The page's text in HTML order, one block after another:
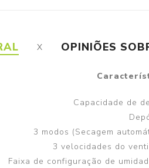
OPINIÕES
Capacidade de
3 modos (Secagem
3 velocidades do
Faixa de configuração de